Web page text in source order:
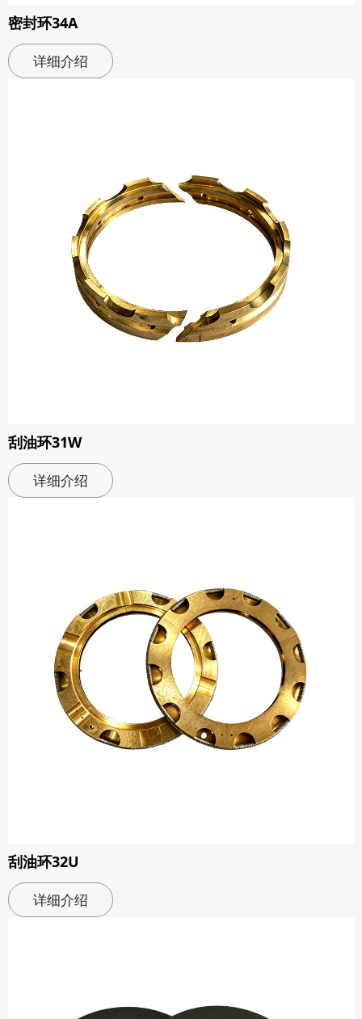
密封环34A
详细介绍
刮油环31W
详细介绍
刮油环32U
详细介绍